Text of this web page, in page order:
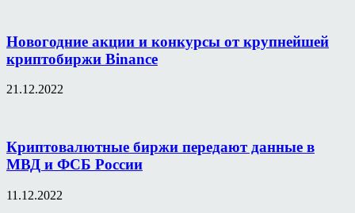
Новогодние акции и конкурсы от крупнейшей
криптобиржи Binance
21.12.2022
Криптовалютные биржи передают данные в
МВД и ФСБ России
11.12.2022